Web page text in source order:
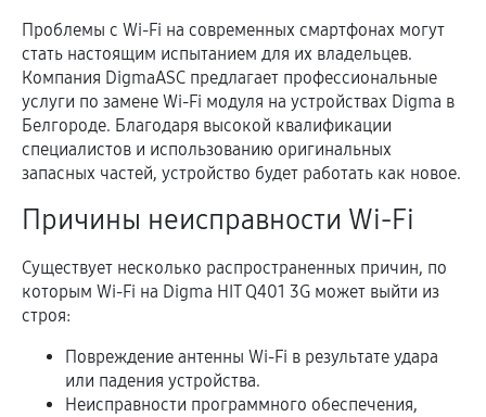
Проблемы с Wi-Fi на современных смартфонах могут
стать настоящим испытанием для их владельцев.
Компания DigmaASC предлагает профессиональные
услуги по замене Wi-Fi модуля на устройствах Digma в
Белгороде. Благодаря высокой квалификации
специалистов и использованию оригинальных
запасных частей, устройство будет работать как новое.
Причины неисправности Wi-Fi
Существует несколько распространенных причин, по
которым Wi-Fi на Digma HIT Q401 3G может выйти из
строя:
Повреждение антенны Wi-Fi в результате удара
или падения устройства.
Неисправности программного обеспечения,